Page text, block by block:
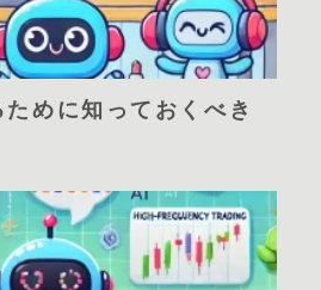
めに知っておくべき